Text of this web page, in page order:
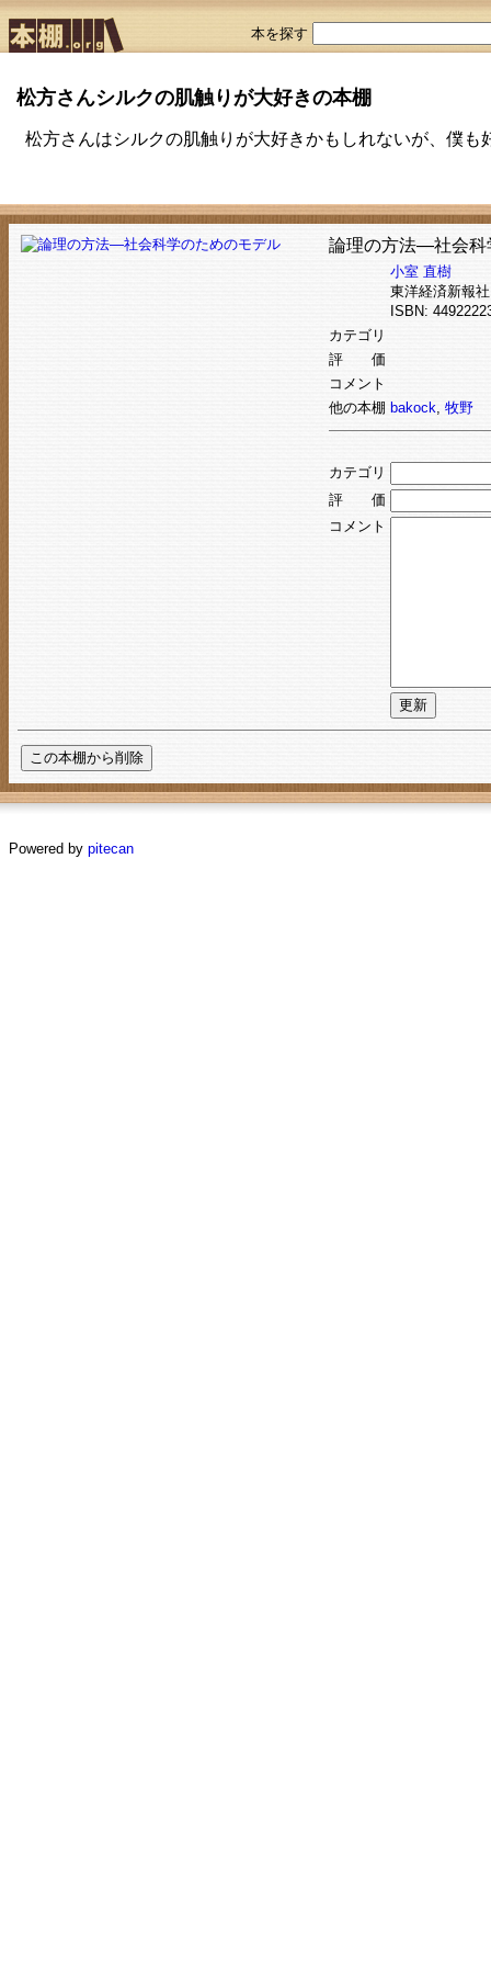
本を探す
松方さんシルクの肌触りが大好きの本棚
松方さんはシルクの肌触りが大好きかもしれないが、僕も
論理の方法―社会科
小室 直樹
東洋経済新報社
ISBN:
カテゴリ
評 価
コメント
他の本棚 bakock, 牧野
カテゴリ
評 価
コメント
Powered by pitecan